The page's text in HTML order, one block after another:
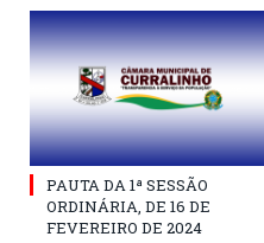
PAUTA DA 1ª SESSÃO
ORDINÁRIA, DE 16 DE
FEVEREIRO DE 2024